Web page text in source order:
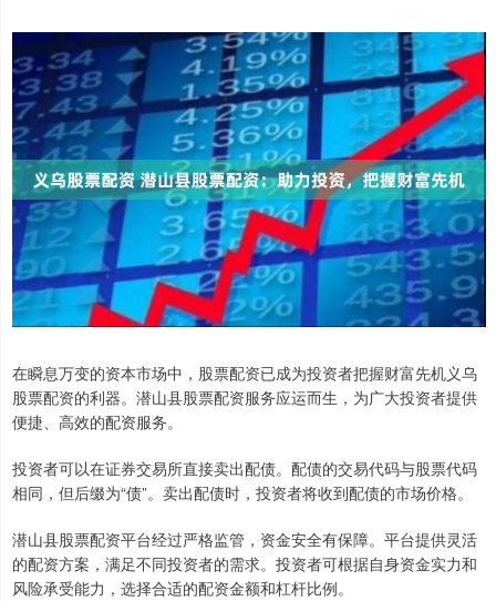
在瞬息万变的资本市场中，股票配资已成为投资者把握财富先机义乌
股票配资的利器。潜山县股票配资服务应运而生，为广大投资者提供
便捷、高效的配资服务。
投资者可以在证券交易所直接卖出配债。配债的交易代码与股票代码
相同，但后缀为“债”。卖出配债时，投资者将收到配债的市场价格。
潜山县股票配资平台经过严格监管，资金安全有保障。平台提供灵活
的配资方案，满足不同投资者的需求。投资者可根据自身资金实力和
风险承受能力，选择合适的配资金额和杠杆比例。